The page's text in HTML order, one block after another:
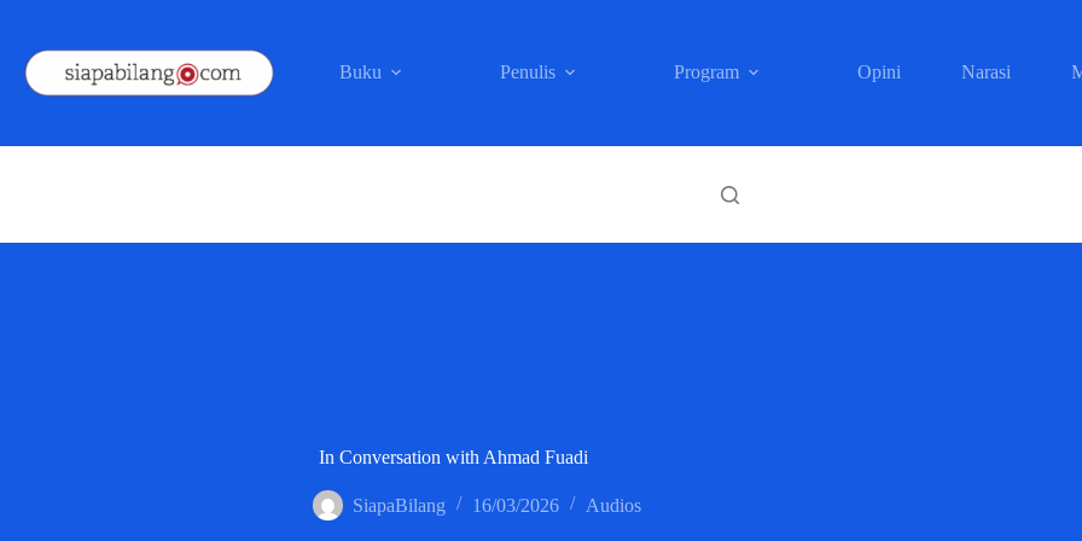
content
Buku
Penulis Program Opini Narasi
In Conversation with Ahmad Fuadi
SiapaBilang 16/03/2026 Audios